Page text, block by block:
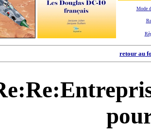
Mode
retour au